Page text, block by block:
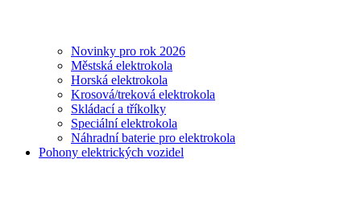
Novinky pro rok 2026
Městská elektrokola
Horská elektrokola
Krosová/treková elektrokola
Skládací a tříkolky
Speciální elektrokola
Náhradní baterie pro elektrokola
Pohony elektrických vozidel